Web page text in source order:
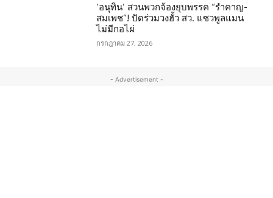
‘อนุทิน’ สวนพวกจ้องยุบพรรค “รำคาญ-
สมเพช”! ปัดร่วมวงฮั้ว สว. แซวพูลแมน
ไม่มีกอไผ่
กรกฎาคม 27, 2026
- Advertisement -